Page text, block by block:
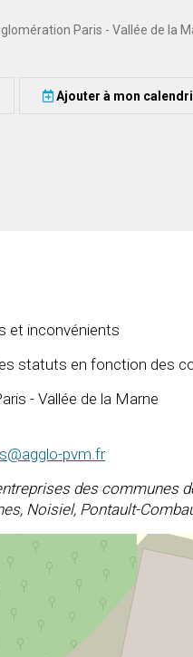
Paris - Vallée de la
Ajouter à mon
et inconvénients
statuts en fonction des
- Vallée de la Marne
pvm.fr
des communes
Noisiel, Pontault-